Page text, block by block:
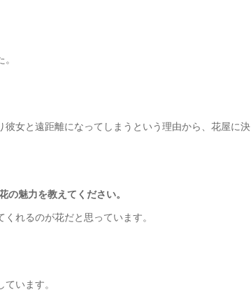
女と遠距離になってしまうという理由から、花屋に決
魅力を教えてください。
れるのが花だと思っています。
います。